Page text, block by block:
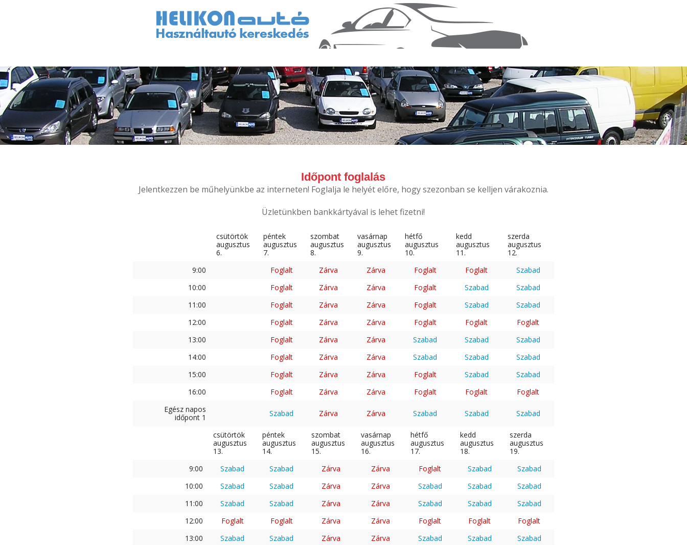
Időpont foglalás
Jelentkezzen be műhelyünkbe az interneten! Foglalja le helyét előre, hogy szezonban se kelljen várakoznia.
Üzletünkben bankkártyával is lehet fizetni!
csütörtök
augusztus
6.
péntek
augusztus
7.
szombat
augusztus
8.
vasárnap
augusztus
9.
hétfő
augusztus
10.
kedd
augusztus
11.
szerda
augusztus
12.
9:00
Foglalt Zárva Zárva Foglalt Foglalt
Szabad
10:00
Foglalt Zárva Zárva Foglalt Szabad
Szabad
11:00
Foglalt Zárva Zárva Foglalt Szabad
Szabad
12:00
Foglalt Zárva Zárva Foglalt Foglalt
Foglalt
13:00
Foglalt Zárva Zárva Szabad Szabad
Szabad
14:00
Foglalt Zárva Zárva Szabad Szabad
Szabad
15:00
Foglalt Zárva Zárva Foglalt Szabad
Szabad
16:00
Foglalt Zárva Zárva Foglalt Foglalt
Foglalt
Egész napos
időpont 1
Szabad Zárva Zárva Szabad Szabad Szabad
csütörtök
augusztus
13.
péntek
augusztus
14.
szombat
augusztus
15.
vasárnap
augusztus
16.
hétfő
augusztus
17.
kedd
augusztus
18.
szerda
augusztus
19.
9:00
Szabad Szabad Zárva Zárva Foglalt Szabad
Szabad
10:00
Szabad Szabad Zárva Zárva Szabad Szabad
Szabad
11:00
Szabad Szabad Zárva Zárva Szabad Szabad
Szabad
12:00
Foglalt Foglalt Zárva Zárva Foglalt Foglalt
Foglalt
13:00
Szabad Szabad Zárva Zárva Szabad Szabad
Szabad